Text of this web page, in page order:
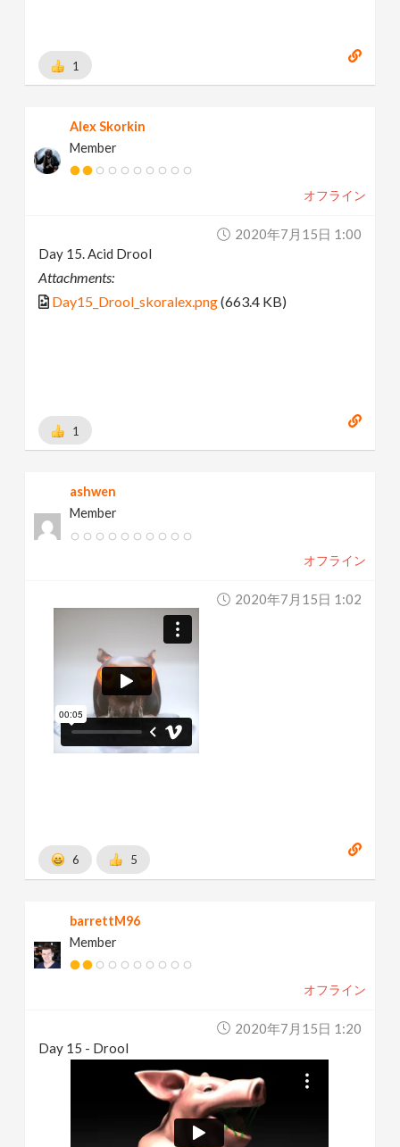
1
Alex Skorkin
Member
オフライン
2020年7月15日 1:00
Day 15. Acid Drool
Attachments:
Day15_Drool_skoralex.png(663.4 KB)
1
ashwen
Member
オフライン
2020年7月15日 1:02
6 5
barrettM96
Member
オフライン
2020年7月15日 1:20
Day 15 - Drool